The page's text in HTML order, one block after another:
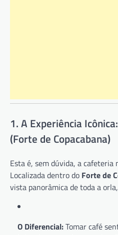
1. A Experiência
(Forte de Copacabana)
Esta é, sem dúvida, a cafeteria
Localizada dentro do Forte de
vista panorâmica de toda a
O Diferencial:Tomar café